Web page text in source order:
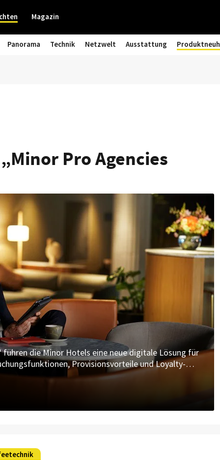
Magazin
Panorama Technik Netzwelt Ausstattung
die Minor Hotels eine neue digitale Lösung für
Provisionsvorteile und Loyalty-
Pro Agencies